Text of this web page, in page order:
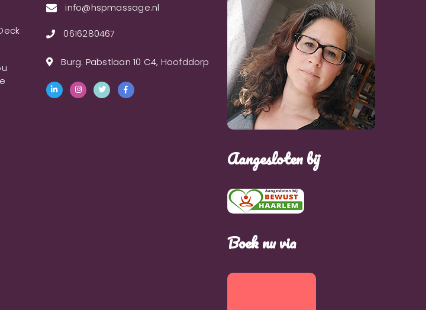
info@hspmassage.nl
0616280467
Burg. Pabstlaan 10 C4, Hoofddorp
Aangesloten bij
Boek nu via